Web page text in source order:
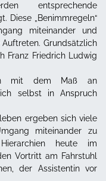
entsprechende
Diese „Benimmregeln“
miteinander und
Grundsätzlich
Franz Friedrich Ludwig
mit dem Maß an
selbst in Anspruch
ergeben sich viele
miteinander zu
heute im
Vortritt am Fahrstuhl
der Assistentin vor